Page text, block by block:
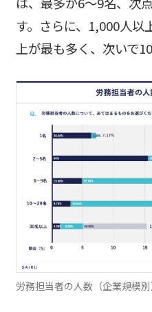
す。さらに、1,000人以
上が最も多く、次いで
労務担当者の人数（企業規模別